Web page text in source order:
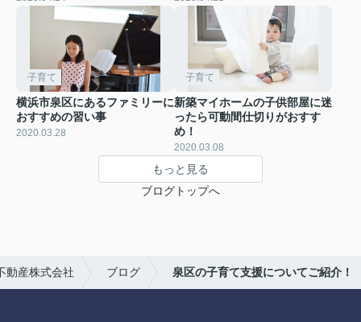
子育て
横浜市泉区にあるファミリーに
おすすめの習い事
2020.03.28
子育て
新築マイホームの子供部屋に迷
ったら可動間仕切りがおすす
め！
2020.03.08
もっと見る
ブログトップへ
動産株式会社 ブログ 泉区の子育て支援についてご紹介！